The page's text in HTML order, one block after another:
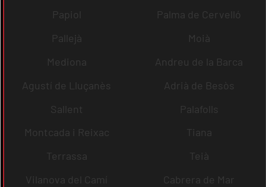
Papiol
Palma de Cervelló
Pallejà
Moià
Mediona
Andreu de la Barca
Agustí de Lluçanès
Adrià de Besòs
Sallent
Palafolls
Montcada i Reixac
Tiana
Terrassa
Teià
Vilanova del Camí
Cabrera de Mar